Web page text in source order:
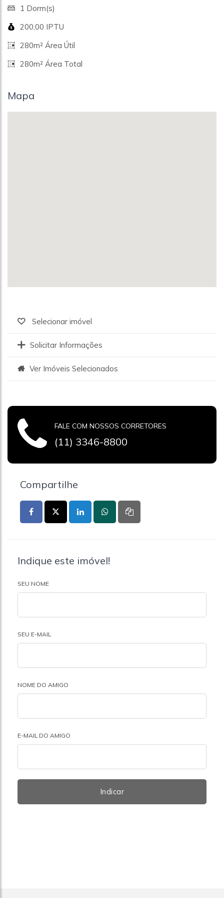
1 Dorm(s)
200,00 IPTU
280m² Área Útil
280m² Área Total
Mapa
Selecionar imóvel
Solicitar Informações
Ver Imóveis Selecionados
FALE COM NOSSOS CORRETORES
(11) 3346-8800
Compartilhe
Indique este imóvel!
SEU NOME
SEU E-MAIL
NOME DO AMIGO
E-MAIL DO AMIGO
Indicar